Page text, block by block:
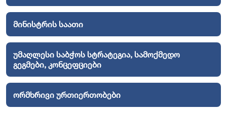
მინისტრის საათი
უმაღლესი საბჭოს სტრატეგია, სამოქმედო
გეგმები, კონცეფციები
ორმხრივი ურთიერთობები